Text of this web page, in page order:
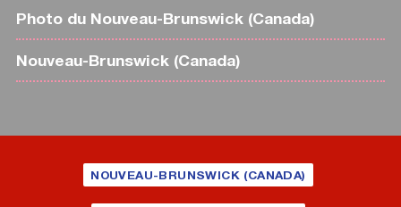
Photo du Nouveau-Brunswick (Canada)
Nouveau-Brunswick (Canada)
NOUVEAU-BRUNSWICK (CANADA)